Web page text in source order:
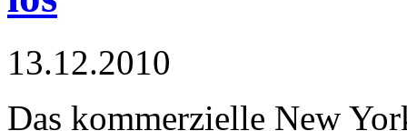
13.12.2010
Das kommerzielle New